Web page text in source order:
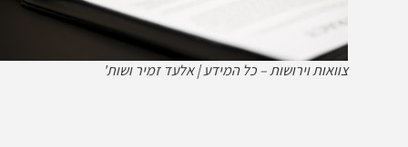
צוואות וירושות – כל המידע | אלעד זמיר ושות'